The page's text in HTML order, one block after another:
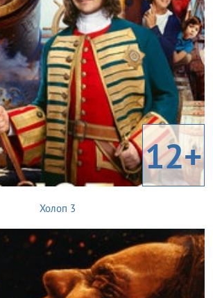
12+
Холоп 3